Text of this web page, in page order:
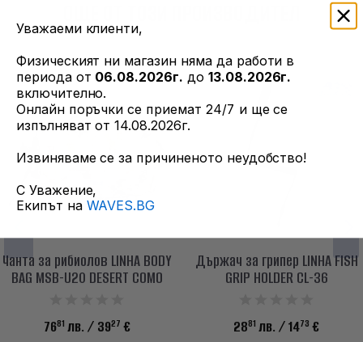
Чанта за рибиолов LINHA BODY
BAG MSB-U20 DESERT COMO
7681 лв. / 3927 €
Държач за грипер LINHA FISH
GRIP HOLDER CL-36
2881 лв. / 1473 €
Уважаеми клиенти,
Физическият ни магазин няма да работи в
периода от 06.08.2026г. до 13.08.2026г.
включително.
Онлайн поръчки се приемат 24/7 и ще се
изпълняват от 14.08.2026г.
Извиняваме се за причиненото неудобство!
С Уважение,
Екипът на WAVES.BG